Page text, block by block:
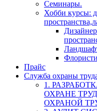
Семинары.
Хобби курсы:
Прайс
Служба охраны
1.
ОХРАНЕ
ОХРАНОЙ